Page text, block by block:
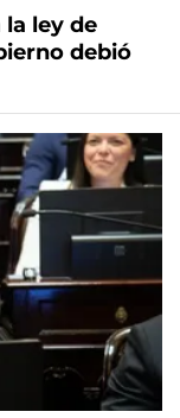
la ley de
debió